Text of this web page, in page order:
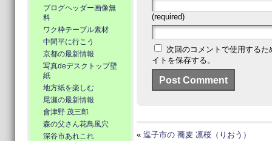
ブログヘッダー画像無
料
ワク枠テーブル素材
中間平に行こう
京都の最新情報
写真deデスクトップ壁
紙
地方紙を楽しむ
尾瀬の最新情報
會津野 茂三郎
森の父さん花鳥風穴
深谷市あれこれ
(required)
次回のコメントで使用する
イトを保存する。
« 逗子市の 蕎麦 凛桜（りおう）